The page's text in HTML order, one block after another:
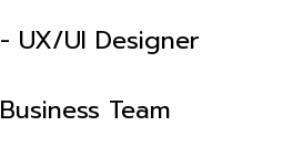
- UX/UI Designer
Business Team